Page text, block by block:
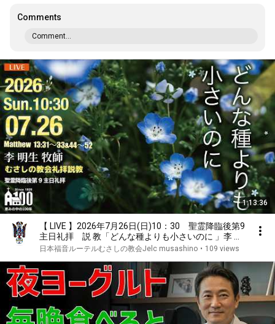
Comments
Comment...
1:13:36
【 LIVE 】2026年7月26日(日)10：30 聖霊降臨後第9
主日礼拝 説 教「どんな種よりも小さいのに 」李 明
生 牧師
日本福音ルーテルむさしの教会Jelc musashino • 109 views